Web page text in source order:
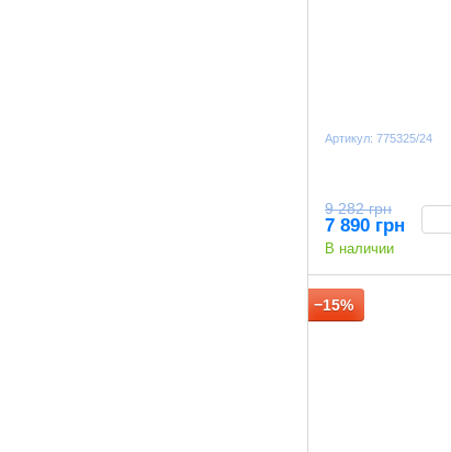
Артикул: 775325/24
9 282 грн
7 890 грн
В наличии
−15%